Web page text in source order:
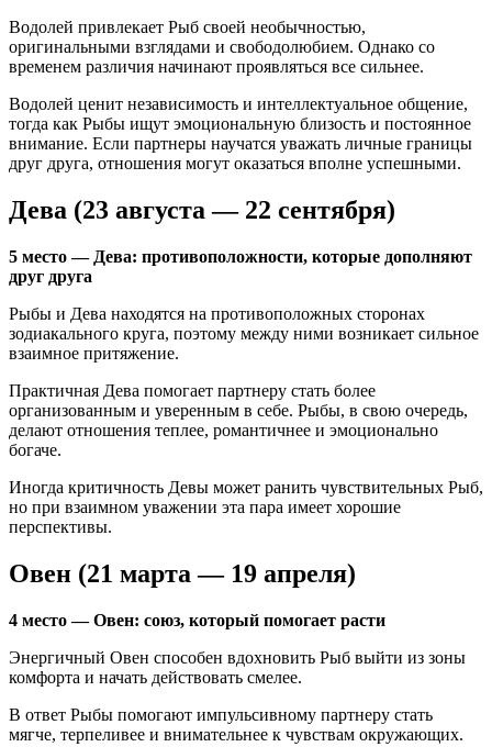
Водолей привлекает Рыб своей необычностью,
оригинальными взглядами и свободолюбием. Однако со
временем различия начинают проявляться все сильнее.
Водолей ценит независимость и интеллектуальное общение,
тогда как Рыбы ищут эмоциональную близость и постоянное
внимание. Если партнеры научатся уважать личные границы
друг друга, отношения могут оказаться вполне успешными.
Дева (23 августа — 22 сентября)
5 место — Дева: противоположности, которые дополняют
друг друга
Рыбы и Дева находятся на противоположных сторонах
зодиакального круга, поэтому между ними возникает сильное
взаимное притяжение.
Практичная Дева помогает партнеру стать более
организованным и уверенным в себе. Рыбы, в свою очередь,
делают отношения теплее, романтичнее и эмоционально
богаче.
Иногда критичность Девы может ранить чувствительных Рыб,
но при взаимном уважении эта пара имеет хорошие
перспективы.
Овен (21 марта — 19 апреля)
4 место — Овен: союз, который помогает расти
Энергичный Овен способен вдохновить Рыб выйти из зоны
комфорта и начать действовать смелее.
В ответ Рыбы помогают импульсивному партнеру стать
мягче, терпеливее и внимательнее к чувствам окружающих.